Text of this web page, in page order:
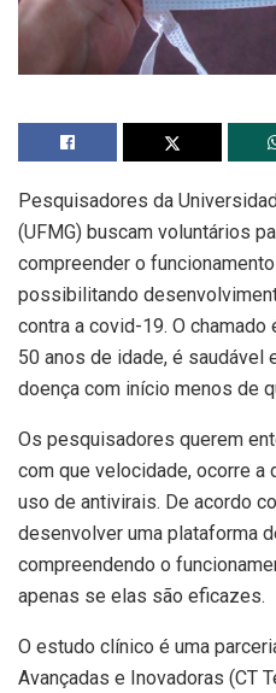
Pesquisadores da
(UFMG) buscam voluntários
compreender o
possibilitando
contra a covid-19. O
50 anos de idade, é saudável
doença com início menos de
Os pesquisadores querem
com que velocidade, ocorre a
uso de antivirais. De acordo
desenvolver uma plataforma
compreendendo o
apenas se elas são eficazes.
O estudo clínico é uma
Avançadas e Inovadoras (CT